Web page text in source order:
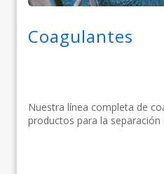
Coagulantes
Nuestra línea completa de
productos para la separación